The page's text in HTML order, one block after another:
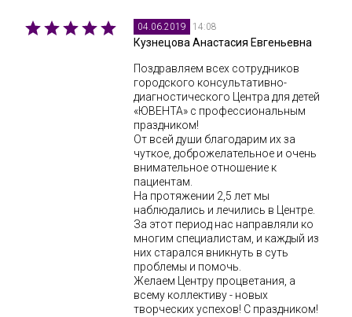
04.06.2019 14:08
Кузнецова Анастасия Евгеньевна
Поздравляем всех сотрудников
городского консультативно-
диагностического Центра для детей
«ЮВЕНТА» с профессиональным
праздником!
От всей души благодарим их за
чуткое, доброжелательное и очень
внимательное отношение к
пациентам.
На протяжении 2,5 лет мы
наблюдались и лечились в Центре.
За этот период нас направляли ко
многим специалистам, и каждый из
них старался вникнуть в суть
проблемы и помочь.
Желаем Центру процветания, а
всему коллективу - новых
творческих успехов! С праздником!